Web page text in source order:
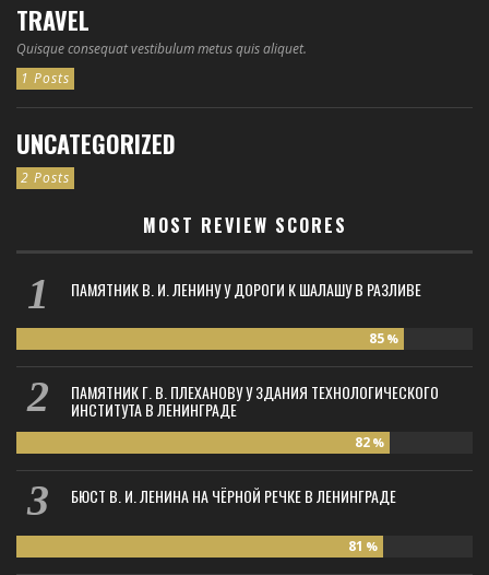
TRAVEL
Quisque consequat vestibulum metus quis aliquet.
1 Posts
UNCATEGORIZED
2 Posts
MOST REVIEW SCORES
ПАМЯТНИК В. И. ЛЕНИНУ У ДОРОГИ К ШАЛАШУ В РАЗЛИВЕ
85 %
ПАМЯТНИК Г. В. ПЛЕХАНОВУ У ЗДАНИЯ ТЕХНОЛОГИЧЕСКОГО
ИНСТИТУТА В ЛЕНИНГРАДЕ
82 %
БЮСТ В. И. ЛЕНИНА НА ЧЁРНОЙ РЕЧКЕ В ЛЕНИНГРАДЕ
81 %